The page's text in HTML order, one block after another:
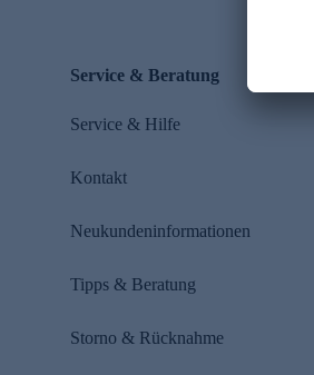
Service & Beratung
Service & Hilfe
Kontakt
Neukundeninformationen
Tipps & Beratung
Storno & Rücknahme